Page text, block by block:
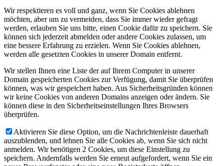
Wir respektieren es voll und ganz, wenn Sie Cookies ablehnen
möchten, aber um zu vermeiden, dass Sie immer wieder gefragt
werden, erlauben Sie uns bitte, einen Cookie dafür zu speichern. Sie
können sich jederzeit abmelden oder andere Cookies zulassen, um
eine bessere Erfahrung zu erzielen. Wenn Sie Cookies ablehnen,
werden alle gesetzten Cookies in unserer Domain entfernt.
Wir stellen Ihnen eine Liste der auf Ihrem Computer in unserer
Domain gespeicherten Cookies zur Verfügung, damit Sie überprüfen
können, was wir gespeichert haben. Aus Sicherheitsgründen können
wir keine Cookies von anderen Domains anzeigen oder ändern. Sie
können diese in den Sicherheitseinstellungen Ihres Browsers
überprüfen.
Aktivieren Sie diese Option, um die Nachrichtenleiste dauerhaft
auszublenden, und lehnen Sie alle Cookies ab, wenn Sie sich nicht
anmelden. Wir benötigen 2 Cookies, um diese Einstellung zu
speichern. Andernfalls werden Sie erneut aufgefordert, wenn Sie ein